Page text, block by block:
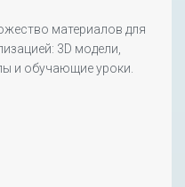
материалов для
3D модели,
и обучающие уроки.